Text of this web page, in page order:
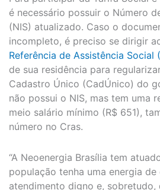
é necessário possuir o Número
(NIS) atualizado. Caso o
incompleto, é preciso se dirigir
Referência de Assistência Social
de sua residência para
Cadastro Único (CadÚnico) do
não possui o NIS, mas tem uma
meio salário mínimo (R$ 651),
número no Cras.
“A Neoenergia Brasília tem
população tenha uma energia de
atendimento digno e, sobretudo,